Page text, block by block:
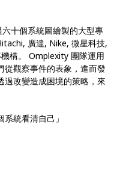
十個系統圖繪製的大型專
廣達, Nike, 微星科技,
構。 Omplexity 團隊運用
從觀察事件的表象，進而發
過改變造成困境的策略，來
統看清自己」